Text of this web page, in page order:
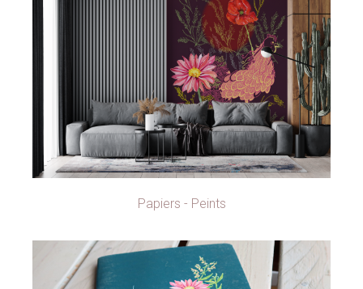
Papiers - Peints